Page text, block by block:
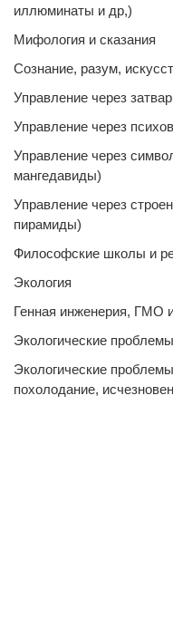
иллюминаты и др,)
Мифология и сказания
Сознание, разум,
Управление через
Управление через
Управление через
мангедавиды)
Управление через
пирамиды)
Философские школы и
Экология
Генная инженерия, ГМО
Экологические
Экологические
похолодание,